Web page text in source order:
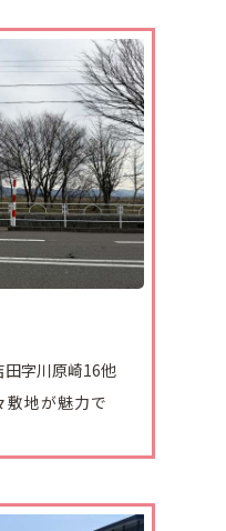
で消雪しています。
です。
よく有効活用でき
で事前に当社にご連
た。
ご契約頂きました。
字川原崎16他
敷地が魅力で